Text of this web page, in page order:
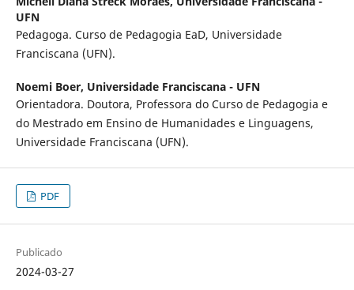
UFN
Pedagoga. Curso de Pedagogia EaD, Universidade
Franciscana (UFN).
Noemi Boer, Universidade Franciscana - UFN
Orientadora. Doutora, Professora do Curso de Pedagogia e
do Mestrado em Ensino de Humanidades e Linguagens,
Universidade Franciscana (UFN).
PDF
Publicado
2024-03-27